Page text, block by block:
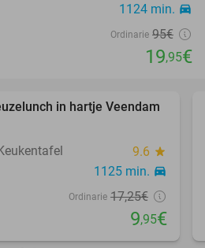
1124 min. directions_car
Ordinarie 95€
19,95€
42%
favorite_border
in hartje Veendam
9.6 star
1125 min. directions_car
Ordinarie 17,25€
9,95€